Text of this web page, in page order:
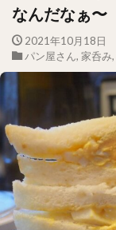
なんだなぁ〜
2021年10月18日
パン屋さん, 家呑み,